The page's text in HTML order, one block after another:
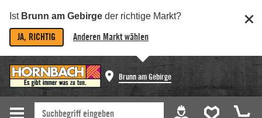
Ist Brunn am Gebirge der richtige Markt?
JA, RICHTIG Anderen Markt wählen
Brunn am Gebirge